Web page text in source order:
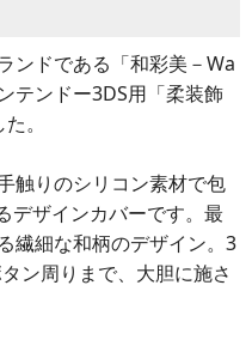
ンドである「和彩美－Wa
テンドー3DS用「柔装飾
。
触りのシリコン素材で包
デザインカバーです。最
繊細な和柄のデザイン。3
ン周りまで、大胆に施さ